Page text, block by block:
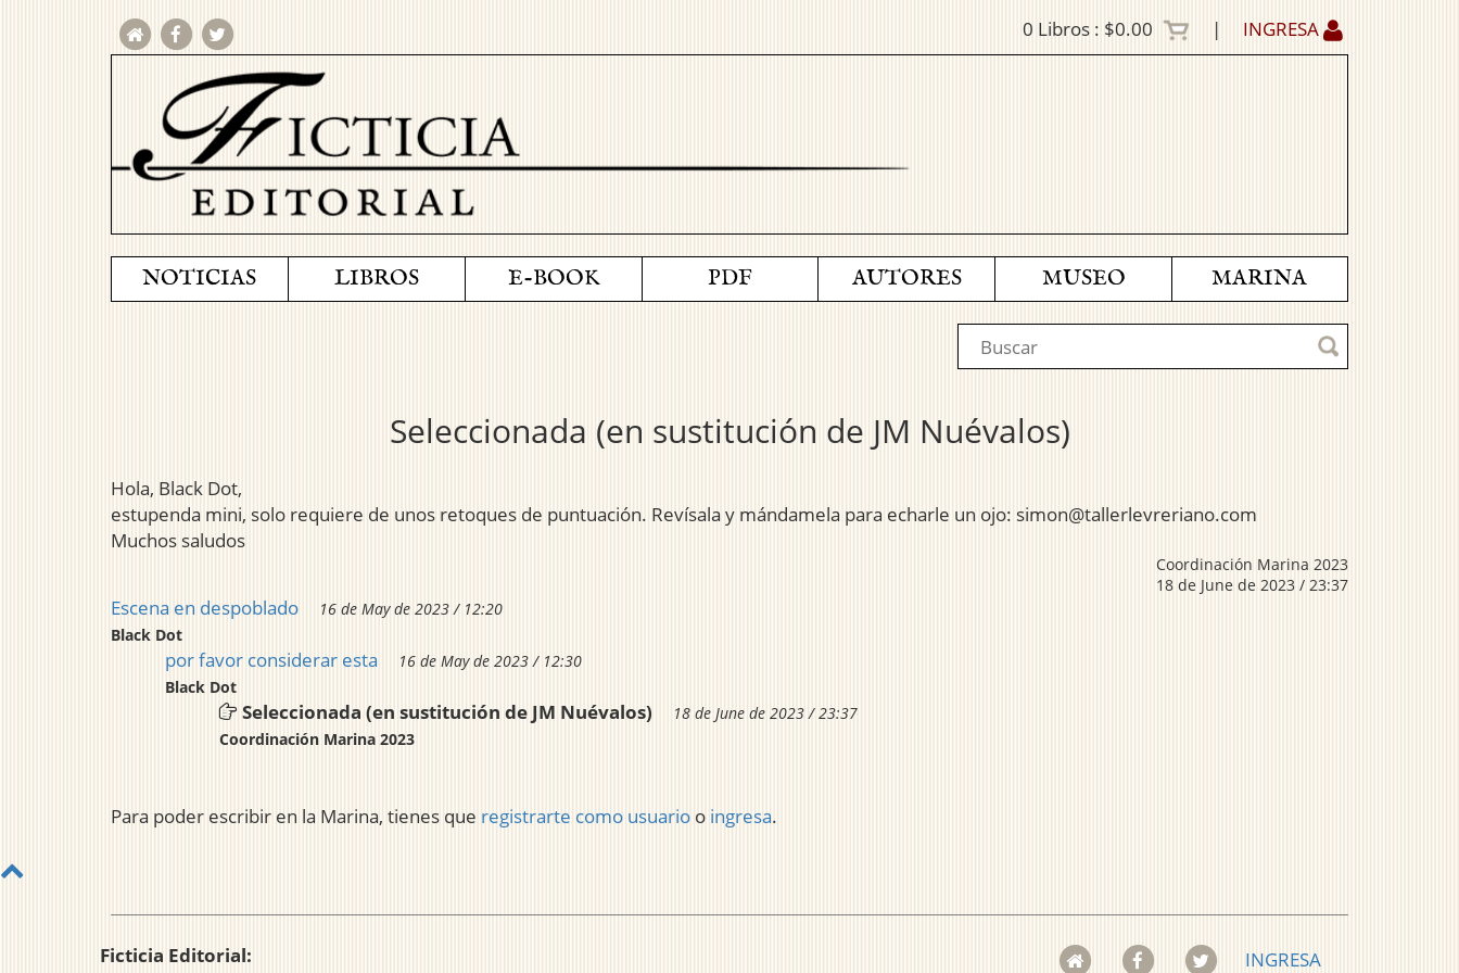
0 Libros : $0.00 | INGRESA
NOTICIAS LIBROS E-BOOK PDF AUTORES MUSEO MARINA
Seleccionada (en sustitución de JM Nuévalos)
Hola, Black Dot,
estupenda mini, solo requiere de unos retoques de puntuación. Revísala y mándamela para echarle un ojo: simon@tallerlevreriano.com
Muchos saludos
Coordinación Marina 2023
18 de June de 2023 / 23:37
Escena en despoblado
16 de May de 2023 / 12:20
Black Dot
por favor considerar esta
16 de May de 2023 / 12:30
Black Dot
Seleccionada (en sustitución de JM Nuévalos)
18 de June de 2023 / 23:37
Coordinación Marina 2023
Para poder escribir en la Marina, tienes que registrarte como usuario o ingresa.
Ficticia Editorial:
INGRESA